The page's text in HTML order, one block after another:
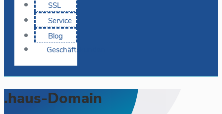
SSL
Service
Blog
Geschäftskunden
.haus-Domain